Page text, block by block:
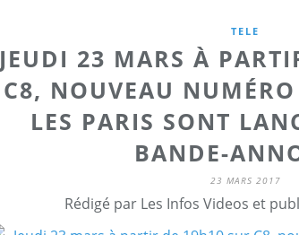
TELE
JEUDI 23 MARS À
C8, NOUVEAU
LES PARIS SONT
BANDE-
23 MARS 2017
Rédigé par Les Infos Videos et